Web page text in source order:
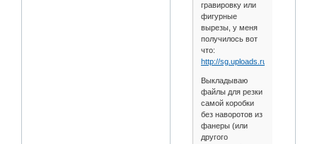
гравировку или
фигурные
вырезы, у меня
получилось вот
что:
http://sg.uploads.ru/t/2D9fu.jpg
Выкладываю
файлы для резки
самой коробки
без наворотов из
фанеры (или
другого